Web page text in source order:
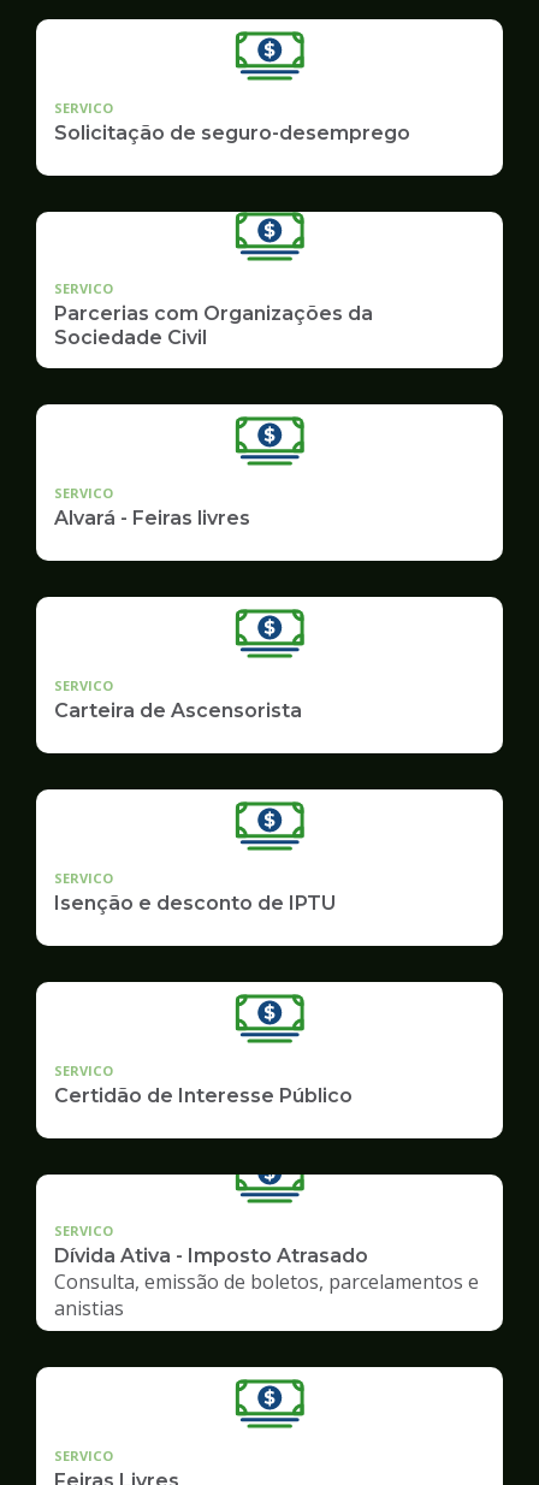
SERVICO
Solicitação de seguro-desemprego
SERVICO
Parcerias com Organizações da
Sociedade Civil
SERVICO
Alvará - Feiras livres
SERVICO
Carteira de Ascensorista
SERVICO
Isenção e desconto de IPTU
SERVICO
Certidão de Interesse Público
SERVICO
Dívida Ativa - Imposto Atrasado
Consulta, emissão de boletos, parcelamentos e
anistias
SERVICO